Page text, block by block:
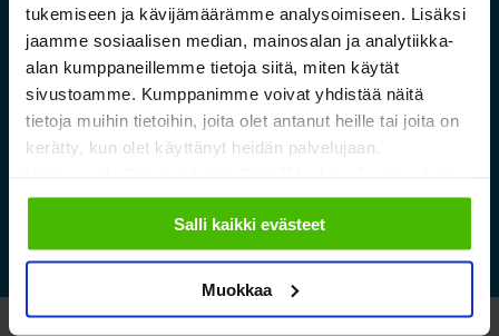
tukemiseen ja kävijämäärämme analysoimiseen. Lisäksi
jaamme sosiaalisen median, mainosalan ja analytiikka-
alan kumppaneillemme tietoja siitä, miten käytät
sivustoamme. Kumppanimme voivat yhdistää näitä
tietoja muihin tietoihin, joita olet antanut heille tai joita on
kerätty, kun olet käyttänyt heidän palvelujaan.
sallimiisi evästeisiin.
Salli kaikki evästeet
Muokkaa
Saamelaismuseon ja
luontokeskuksen esineistölle
sopivat ilmastoidut ja
kestävät säilytysratkaisut